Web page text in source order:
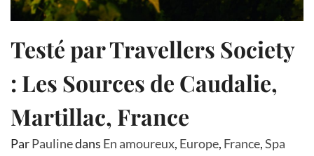
Testé par Travellers Society
: Les Sources de Caudalie,
Martillac, France
ParPaulinedans En amoureux, Europe, France,Spa